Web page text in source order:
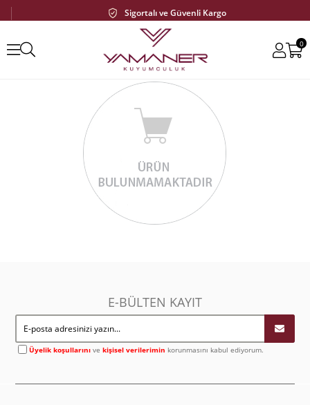
Sigortalı ve Güvenli Kargo
0
E-BÜLTEN KAYIT
Üyelik koşullarını vekişisel verilerimin korunmasını kabul ediyorum.